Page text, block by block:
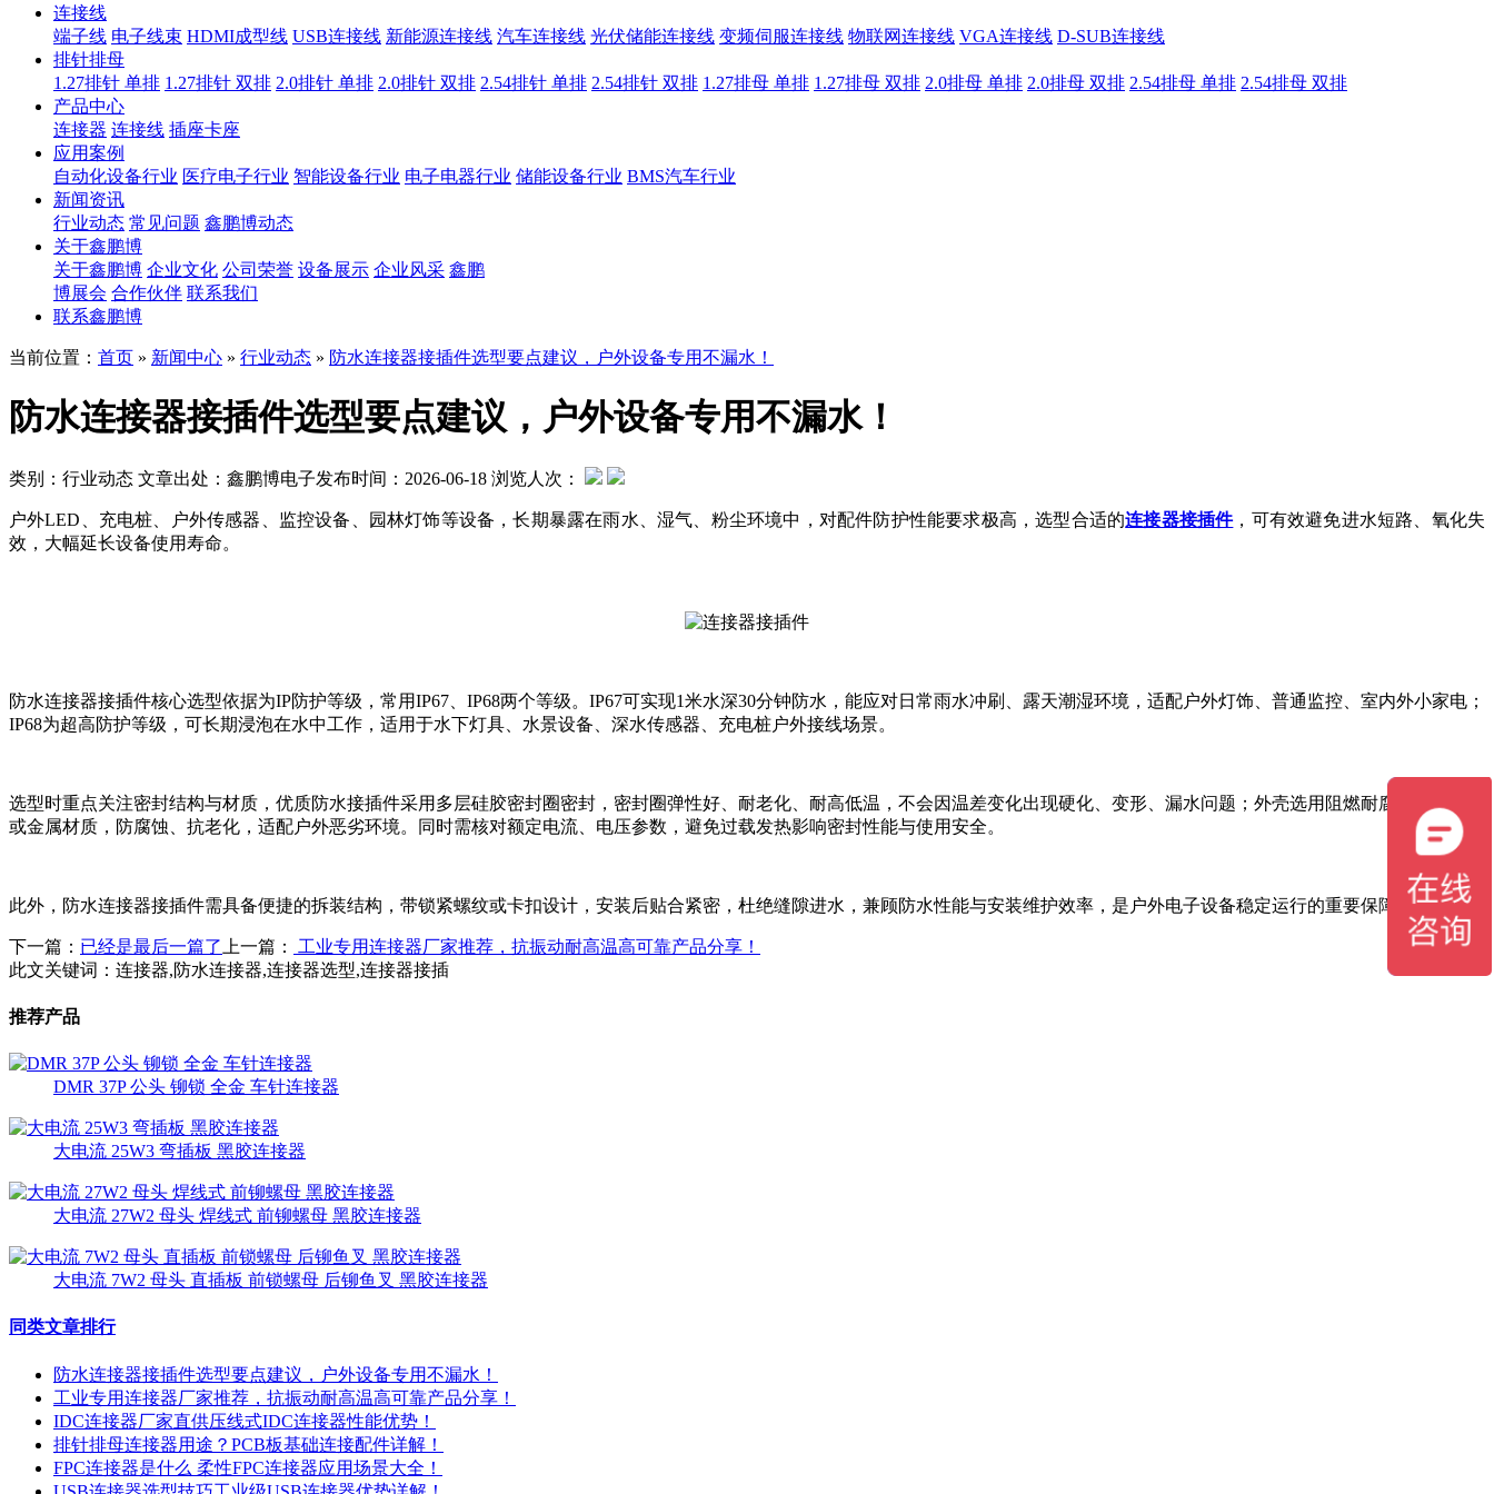
连接线
端子线 电子线束 HDMI成型线 USB连接线 新能源连接线 汽车连接线 光伏储能连接线 变频伺服连接线 物联网连接线 VGA连接线 D-SUB连接线
排针排母
1.27排针 单排 1.27排针 双排 2.0排针 单排 2.0排针 双排 2.54排针 单排 2.54排针 双排 1.27排母 单排 1.27排母 双排 2.0排母 单排 2.0排母 双排 2.54排母 单排 2.54排母 双排
产品中心
连接器 连接线 插座卡座
应用案例
自动化设备行业 医疗电子行业 智能设备行业 电子电器行业 储能设备行业 BMS汽车行业
新闻资讯
行业动态 常见问题 鑫鹏博动态
关于鑫鹏博
关于鑫鹏博 企业文化 公司荣誉 设备展示 企业风采 鑫鹏
博展会 合作伙伴 联系我们
联系鑫鹏博
当前位置： 首页 » 新闻中心 » 行业动态 » 防水连接器接插件选型要点建议，户外设备专用不漏水！
防水连接器接插件选型要点建议，户外设备专用不漏水！
类别：行业动态 文章出处：鑫鹏博电子发布时间：2026-06-18 浏览人次：
户外LED、充电桩、户外传感器、监控设备、园林灯饰等设备，长期暴露在雨水、湿气、粉尘环境中，对配件防护性能要求极高，选型合适的连接器接插件，可有效避免进水短路、氧化失
效，大幅延长设备使用寿命。
防水连接器接插件核心选型依据为IP防护等级，常用IP67、IP68两个等级。IP67可实现1米水深30分钟防水，能应对日常雨水冲刷、露天潮湿环境，适配户外灯饰、普通监控、室内外小家电；
IP68为超高防护等级，可长期浸泡在水中工作，适用于水下灯具、水景设备、深水传感器、充电桩户外接线场景。
选型时重点关注密封结构与材质，优质防水接插件采用多层硅胶密封圈密封，密封圈弹性好、耐老化、耐高低温，不会因温差变化出现硬化、变形、漏水问题；外壳选用阻燃耐腐蚀工程塑料
或金属材质，防腐蚀、抗老化，适配户外恶劣环境。同时需核对额定电流、电压参数，避免过载发热影响密封性能与使用安全。
此外，防水连接器接插件需具备便捷的拆装结构，带锁紧螺纹或卡扣设计，安装后贴合紧密，杜绝缝隙进水，兼顾防水性能与安装维护效率，是户外电子设备稳定运行的重要保障。
下一篇： 已经是最后一篇了 上一篇：
工业专用连接器厂家推荐，抗振动耐高温高可靠产品分享！
此文关键词： 连接器,防水连接器,连接器选型,连接器接插
推荐产品
DMR 37P 公头 铆锁 全金 车针连接器
大电流 25W3 弯插板 黑胶连接器
大电流 27W2 母头 焊线式 前铆螺母 黑胶连接器
大电流 7W2 母头 直插板 前锁螺母 后铆鱼叉 黑胶连接器
同类文章排行
防水连接器接插件选型要点建议，户外设备专用不漏水！
工业专用连接器厂家推荐，抗振动耐高温高可靠产品分享！
IDC连接器厂家直供压线式IDC连接器性能优势！
排针排母连接器用途？PCB板基础连接配件详解！
FPC连接器是什么 柔性FPC连接器应用场景大全！